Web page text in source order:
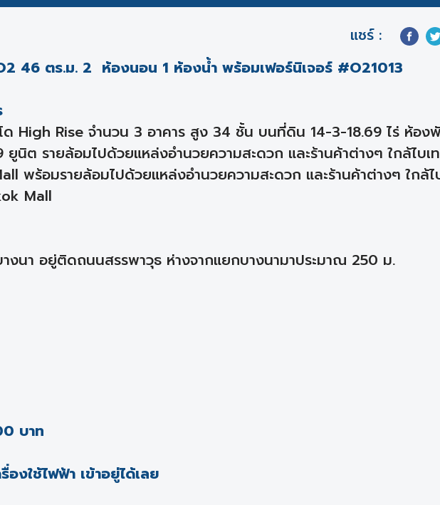
แชร์ :
46 ตร.ม. 2 ห้องนอน 1 ห้องน้ำ พร้อมเฟอร์นิเจอร์ #O21013
ด High Rise จำนวน 3 อาคาร สูง 34 ชั้น บนที่ดิน 14-3-18.69 ไร่ ห้อง
นิต รายล้อมไปด้วยแหล่งอำนวยความสะดวก และร้านค้าต่างๆ ใกล้ไบเ
พร้อมรายล้อมไปด้วยแหล่งอำนวยความสะดวก และร้านค้าต่างๆ ใกล้ไ
Mall
างนา อยู่ติดถนนสรรพาวุธ ห่างจากแยกบางนามาประมาณ 250 ม.
บาท
งใช้ไฟฟ้า เข้าอยู่ได้เลย